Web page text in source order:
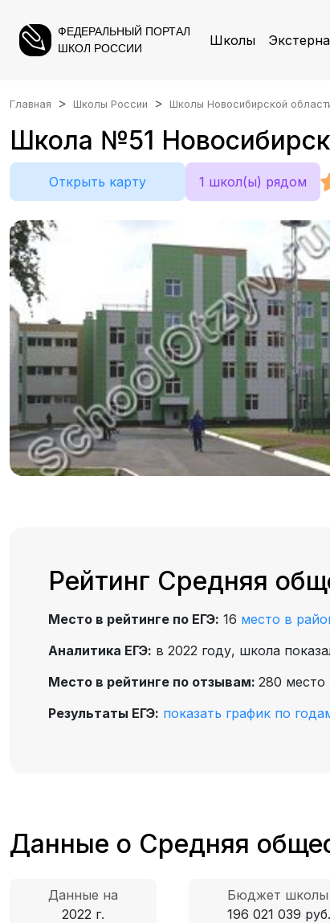
ФЕДЕРАЛЬНЫЙ ПОРТАЛ
ШКОЛ РОССИИ
Школы
Главная Школы России Школы Новосибирской
Школа №51
Открыть карту 1 школ(ы) рядом
Рейтинг Средняя
Место в рейтинге по ЕГЭ: 16 место в
Аналитика ЕГЭ: в 2022 году, школа
Место в рейтинге по отзывам: 280 место
Результаты ЕГЭ: показать график по
Данные о Средняя
Данные на
2022 г.
Бюджет школы
196 021 039 руб.